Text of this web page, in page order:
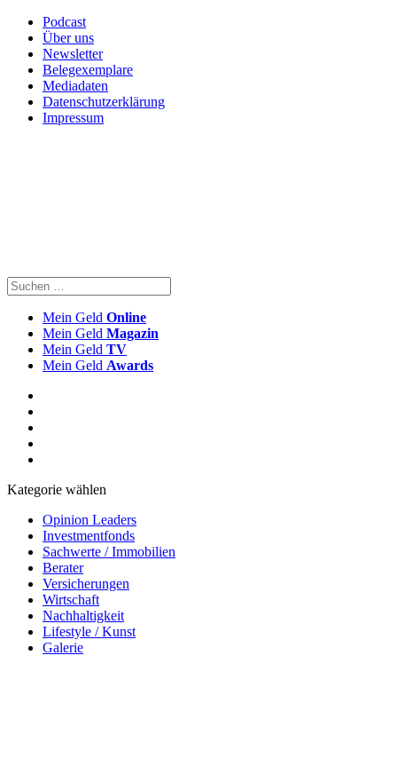
Podcast
Über uns
Newsletter
Belegexemplare
Mediadaten
Datenschutzerklärung
Impressum
Mein Geld Online
Mein Geld Magazin
Mein Geld TV
Mein Geld Awards
Kategorie wählen
Opinion Leaders
Investmentfonds
Sachwerte / Immobilien
Berater
Versicherungen
Wirtschaft
Nachhaltigkeit
Lifestyle / Kunst
Galerie